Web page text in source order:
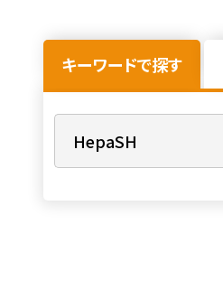
キーワードで探す